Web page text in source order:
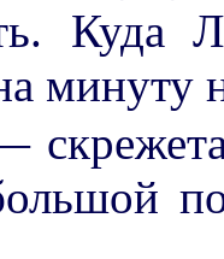
Куда
минуту